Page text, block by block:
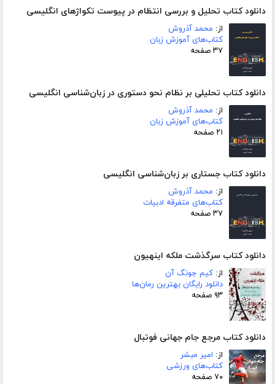
دانلود کتاب تحلیل و بررسی انتظام در پیوست تکواژهای انگلیسی
از: محمد آذروش
کتاب‌های آموزش زبان
۳۷ صفحه
دانلود کتاب تحلیلی بر نظام نحو دستوری در زبان‌شناسی انگلیسی
از: محمد آذروش
کتاب‌های آموزش زبان
۲۱ صفحه
دانلود کتاب جستاری بر زبان‌شناسی انگلیسی
از: محمد آذروش
کتاب‌های متفرقه ادبیات
۳۷ صفحه
دانلود کتاب سرگذشت ملکه اینهیون
از: کیم جونگ آن
دانلود رایگان بهترین رمان‌ها
۹۳ صفحه
دانلود کتاب مرجع جام جهانی فوتبال
از: امیر مبشر
کتاب‌های ورزشی
۷۰ صفحه